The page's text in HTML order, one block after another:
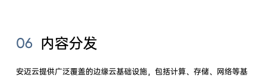
06 内容分发
安迈云提供广泛覆盖的边缘云基础设施，包括计算、存储、网络等基